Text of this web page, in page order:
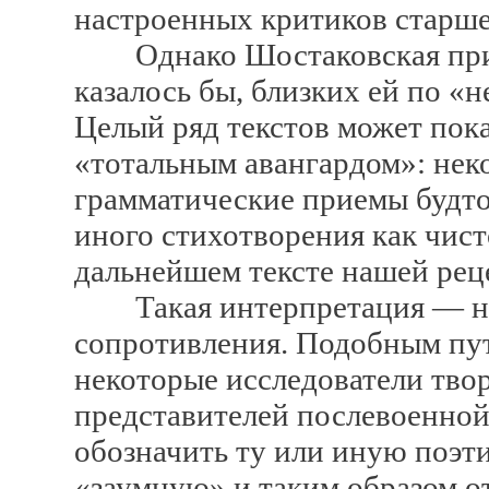
настроенных критиков
Однако Шостаковская
казалось бы, близких ей по
Целый ряд текстов может
«тотальным авангардом»:
грамматические приемы
иного стихотворения как
дальнейшем тексте нашей
Такая интерпретация —
сопротивления. Подобным
некоторые исследователи
представителей
обозначить ту или иную